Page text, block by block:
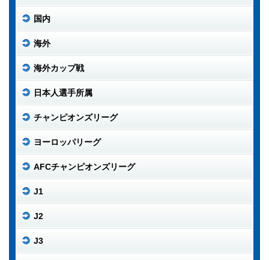
国内
海外
海外カップ戦
日本人選手所属
チャンピオンズリーグ
ヨーロッパリーグ
AFCチャンピオンズリーグ
J1
J2
J3